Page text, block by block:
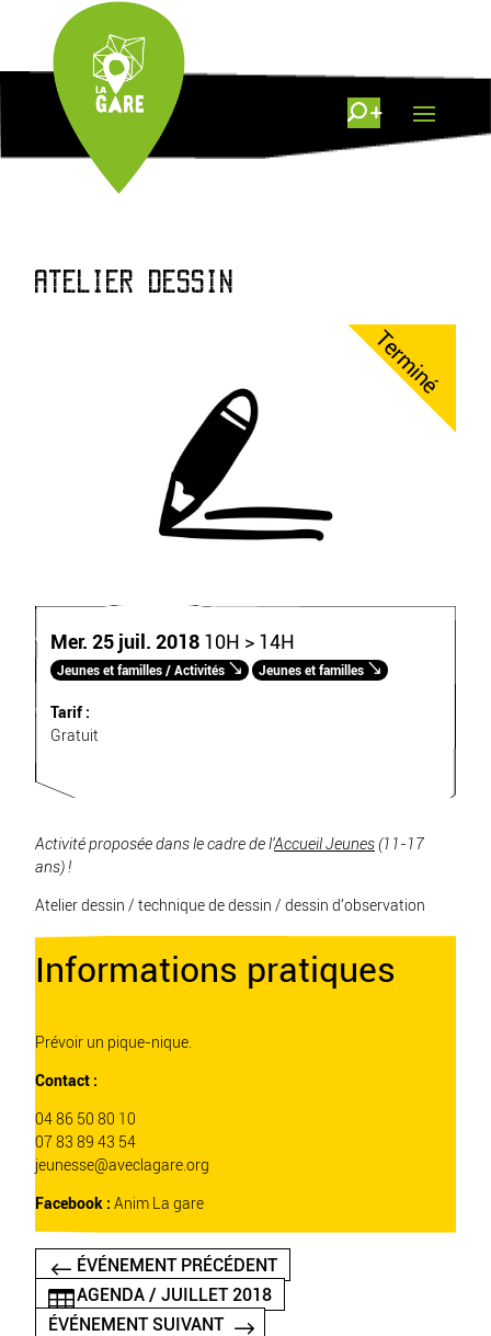
ATELIER DESSIN
Terminé
Mer. 25 juil. 2018 10H > 14H
Jeunes et familles / Activités Jeunes et familles
Tarif :
Gratuit
Activité proposée dans le cadre de l’Accueil Jeunes(11-17
ans) !
Atelier dessin / technique de dessin / dessin d’observation
Informations pratiques
Prévoir un pique-nique.
Contact :
04 86 50 80 10
07 83 89 43 54
jeunesse@aveclagare.org
Facebook : Anim La gare
ÉVÉNEMENT PRÉCÉDENT
AGENDA / JUILLET 2018
ÉVÉNEMENT SUIVANT